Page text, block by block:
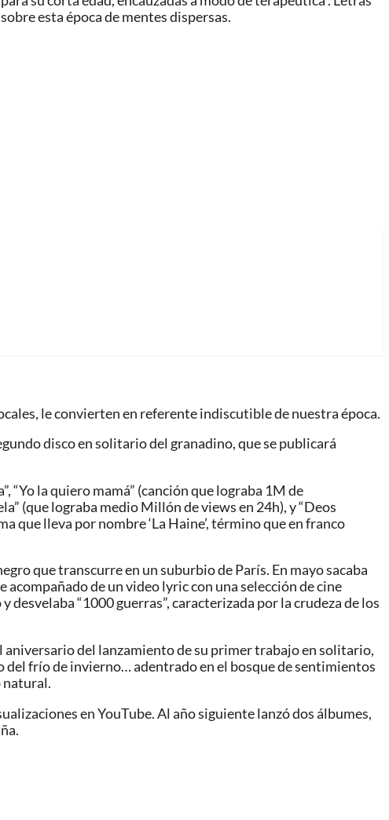
esta época de mentes dispersas.
le convierten en referente indiscutible de nuestra época.
disco en solitario del granadino, que se publicará
“Yo la quiero mamá” (canción que lograba 1M de
(que lograba medio Millón de views en 24h), y “Deos
que lleva por nombre ‘La Haine’, término que en franco
que transcurre en un suburbio de París. En mayo sacaba
de un video lyric con una selección de cine
“1000 guerras”, caracterizada por la crudeza de los
aniversario del lanzamiento de su primer trabajo en solitario,
del frío de invierno… adentrado en el bosque de sentimientos
natural.
en YouTube. Al año siguiente lanzó dos álbumes,